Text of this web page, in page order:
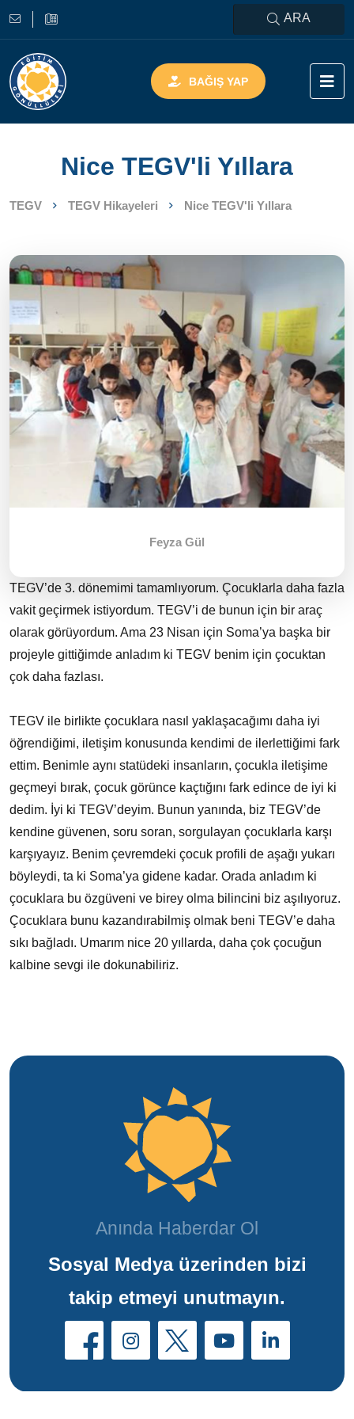
ARA
BAĞIŞ YAP
Nice TEGV'li Yıllara
TEGV TEGV Hikayeleri Nice TEGV'li Yıllara
Feyza Gül
TEGV’de 3. dönemimi tamamlıyorum. Çocuklarla daha fazla
vakit geçirmek istiyordum. TEGV’i de bunun için bir araç
olarak görüyordum. Ama 23 Nisan için Soma’ya başka bir
projeyle gittiğimde anladım ki TEGV benim için çocuktan
çok daha fazlası.
TEGV ile birlikte çocuklara nasıl yaklaşacağımı daha iyi
öğrendiğimi, iletişim konusunda kendimi de ilerlettiğimi fark
ettim. Benimle aynı statüdeki insanların, çocukla iletişime
geçmeyi bırak, çocuk görünce kaçtığını fark edince de iyi ki
dedim. İyi ki TEGV’deyim. Bunun yanında, biz TEGV’de
kendine güvenen, soru soran, sorgulayan çocuklarla karşı
karşıyayız. Benim çevremdeki çocuk profili de aşağı yukarı
böyleydi, ta ki Soma’ya gidene kadar. Orada anladım ki
çocuklara bu özgüveni ve birey olma bilincini biz aşılıyoruz.
Çocuklara bunu kazandırabilmiş olmak beni TEGV’e daha
sıkı bağladı. Umarım nice 20 yıllarda, daha çok çocuğun
kalbine sevgi ile dokunabiliriz.
Anında Haberdar Ol
Sosyal Medya üzerinden bizi
takip etmeyi unutmayın.